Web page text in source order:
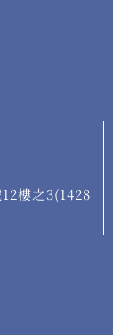
樓之3(1428